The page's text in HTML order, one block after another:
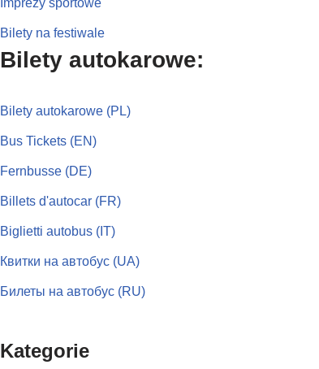
Imprezy sportowe
Bilety na festiwale
Bilety autokarowe:
Bilety autokarowe (PL)
Bus Tickets (EN)
Fernbusse (DE)
Billets d'autocar (FR)
Biglietti autobus (IT)
Квитки на автобус (UA)
Билеты на автобус (RU)
Kategorie